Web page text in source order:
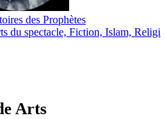
des Prophètes
du spectacle, Fiction, Islam,
Arts